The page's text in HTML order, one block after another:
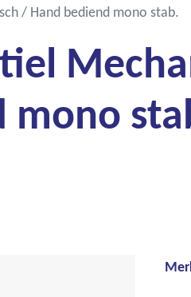
/ Hand bediend mono stab.
mono